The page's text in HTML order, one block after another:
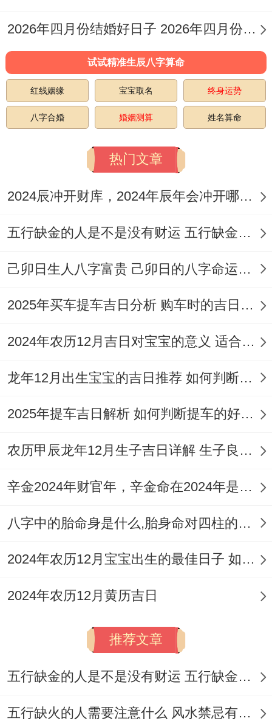
（如陶瓷、石材）以火生土！水火相济处需
宜避开南方火位！
卧室布局应遵循「藏风聚气」。床头朝向宜
契合主人八字喜用！儿童房装修可择11日庚
辰日;此日五行金土相生 利学业文昌！老人
房改造宜选22日戊午日、火土旺相，助健康
长寿！
26日壬戌日举行！搬迁家具忌触梁柱棱角，
宜用红布包裹尖角搬运！窗帘安装应选阳时
避免阴时（酉时至亥时）悬挂！最终开火入
宅宜选11月25日辛酉日;此日明堂当值，利
标记光明永驻！
2026年四月份结婚好日子 2026年四月份的马宝宝好吗
试试精准生辰八字算命
红线姻缘 宝宝取名 终身运势
八字合婚 婚姻测算 姓名算命
热门文章
2024辰冲开财库，2024年辰年会冲开哪些人的财库
五行缺金的人是不是没有财运 五行缺金的人命运好不好
己卯日生人八字富贵 己卯日的八字命运如何
2025年买车提车吉日分析 购车时的吉日与禁忌
2024年农历12月吉日对宝宝的意义 适合龙年宝宝出生的日子有哪些
龙年12月出生宝宝的吉日推荐 如何判断吉日是否适合宝宝
2025年提车吉日解析 如何判断提车的好日子
农历甲辰龙年12月生子吉日详解 生子良辰的影响因素
辛金2024年财官年，辛金命在2024年是财官年还是财印年
八字中的胎命身是什么,胎身命对四柱的影响
2024年农历12月宝宝出生的最佳日子 如何挑选适合的吉日
2024年农历12月黄历吉日
推荐文章
五行缺金的人是不是没有财运 五行缺金的人命运好不好
五行缺火的人需要注意什么 风水禁忌有哪些